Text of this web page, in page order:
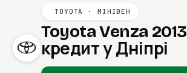
TOYOTA · МІНІВЕН
Toyota Venza 2013
кредит у Дніпрі